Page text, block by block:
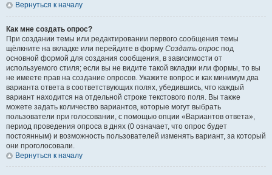
Вернуться к началу
Как мне создать опрос?
При создании темы или редактировании первого сообщения темы
щёлкните на вкладке или перейдите в форму Создать опрос под
основной формой для создания сообщения, в зависимости от
используемого стиля; если вы не видите такой вкладки или формы, то вы
не имеете прав на создание опросов. Укажите вопрос и как минимум два
варианта ответа в соответствующих полях, убедившись, что каждый
вариант находится на отдельной строке текстового поля. Вы также
можете задать количество вариантов, которые могут выбрать
пользователи при голосовании, с помощью опции «Вариантов ответа»,
период проведения опроса в днях (0 означает, что опрос будет
постоянным) и возможность пользователей изменять вариант, за который
они проголосовали.
Вернуться к началу